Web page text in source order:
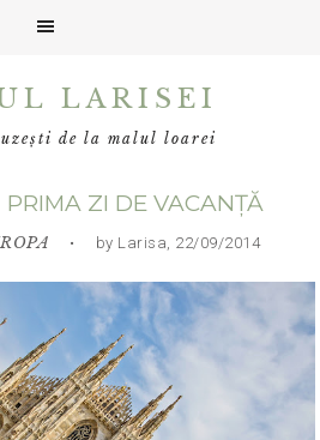
LARISEI
de la malul loarei
ZI DE VACANȚĂ
• by Larisa, 22/09/2014